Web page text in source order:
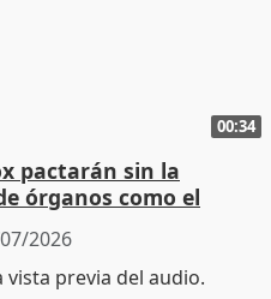
00:34
pactarán sin la
órganos como el
2026